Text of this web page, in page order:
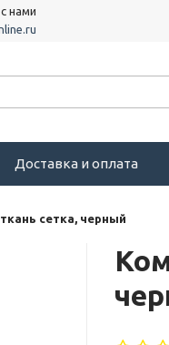
нами
Доставка и оплата
сетка, черный